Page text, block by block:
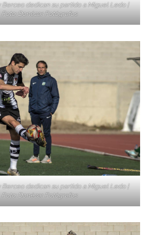
dedican su partido a Miguel Ledo |
Foto: Donézar Fotógrafos
dedican su partido a Miguel Ledo |
Foto: Donézar Fotógrafos